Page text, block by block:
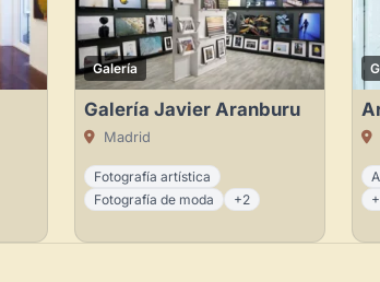
Galería
Galería Javier Aranburu
Madrid
Fotografía artística
Fotografía de moda
+2